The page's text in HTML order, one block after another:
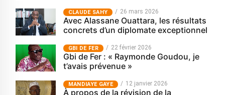
CLAUDE SAHY 26 mars 2026
Avec Alassane Ouattara, les résultats
concrets d’un diplomate exceptionnel
GBI DE FER 22 février 2026
Gbi de Fer : « Raymonde Goudou, je
t’avais prévenue »
MANDIAYE GAYE 12 janvier 2026
À propos de la révision de la